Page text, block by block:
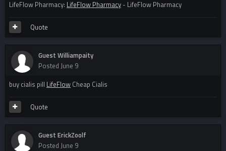
LifeFlow Pharmacy: LifeFlow Pharmacy - LifeFlow Pharmacy
Quote
Guest Williampaity
Posted June 9
buy cialis pill LifeFlow Cheap Cialis
Quote
Guest ErickZoolf
Posted June 9